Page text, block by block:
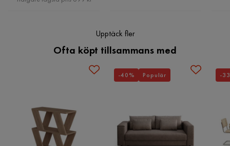
Upptäck fler
Ofta köpt tillsammans med
-40% Populär -